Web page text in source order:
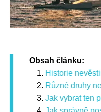
Obsah článku:
Historie
Různé druhy
Jak vybrat ten